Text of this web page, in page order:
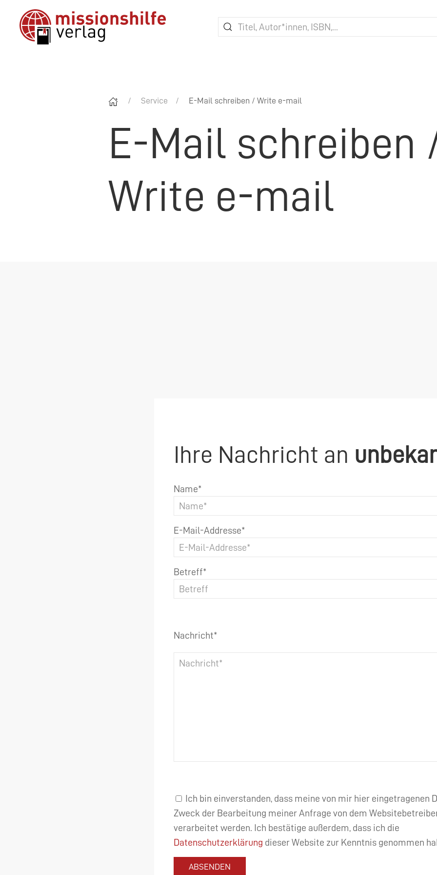
Service E-Mail schreiben / Write e-mail
E-Mail schreiben
Write e-mail
Ihre Nachricht an
Name*
E-Mail-Addresse*
Betreff*
Nachricht*
Ich bin einverstanden, dass meine von mir hier eingetragenen
Zweck der Bearbeitung meiner Anfrage von dem
verarbeitet werden. Ich bestätige außerdem, dass ich die
Datenschutzerklärung dieser Website zur Kenntnis genommen
ABSENDEN